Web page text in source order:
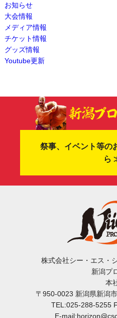
お知らせ
大会情報
メディア情報
チケット情報
グッズ情報
Youtube更新
祭事、イベント等の
ら
株式会社シー・エス・
新潟プ
本
〒950-0023 新潟県新潟
TEL:025-288-5255
E-